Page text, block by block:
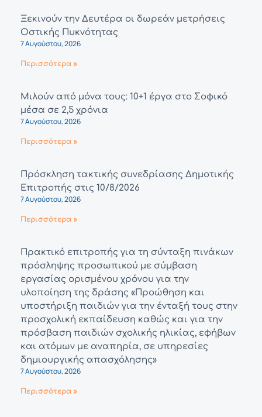
Ξεκινούν την Δευτέρα οι δωρεάν μετρήσεις
Οστικής Πυκνότητας
7 Αυγούστου, 2026
Περισσότερα »
Μιλούν από μόνα τους: 10+1 έργα στο Σοφικό
μέσα σε 2,5 χρόνια
7 Αυγούστου, 2026
Περισσότερα »
Πρόσκληση τακτικής συνεδρίασης Δημοτικής
Επιτροπής στις 10/8/2026
7 Αυγούστου, 2026
Περισσότερα »
Πρακτικό επιτροπής για τη σύνταξη πινάκων
πρόσληψης προσωπικού με σύμβαση
εργασίας ορισμένου χρόνου για την
υλοποίηση της δράσης «Προώθηση και
υποστήριξη παιδιών για την ένταξή τους στην
προσχολική εκπαίδευση καθώς και για την
πρόσβαση παιδιών σχολικής ηλικίας, εφήβων
και ατόμων με αναπηρία, σε υπηρεσίες
δημιουργικής απασχόλησης»
7 Αυγούστου, 2026
Περισσότερα »